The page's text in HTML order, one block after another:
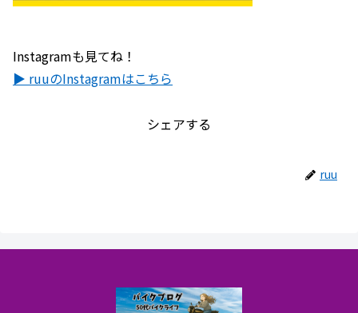
Instagramも見てね！
▶ ruuのInstagramはこちら
シェアする
ruu